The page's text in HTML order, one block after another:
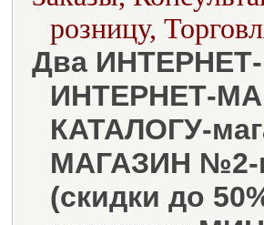
розницу,
Два
ИНТЕРНЕТ-
КАТАЛОГУ-
МАГАЗИН №2-
(скидки до